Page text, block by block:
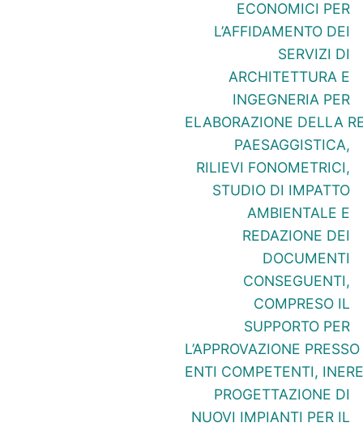
ECONOMICI PER
L’AFFIDAMENTO DEI
SERVIZI DI
ARCHITETTURA E
INGEGNERIA PER
ELABORAZIONE DELLA
PAESAGGISTICA,
RILIEVI FONOMETRICI,
STUDIO DI IMPATTO
AMBIENTALE E
REDAZIONE DEI
DOCUMENTI
CONSEGUENTI,
COMPRESO IL
SUPPORTO PER
L’APPROVAZIONE
ENTI COMPETENTI,
PROGETTAZIONE DI
NUOVI IMPIANTI PER IL